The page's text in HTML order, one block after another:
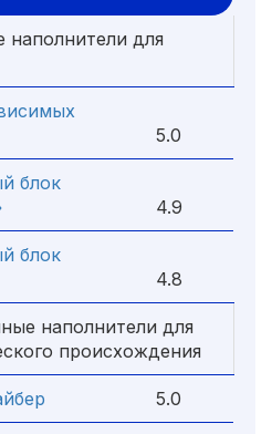
для
5.0
блок
4.9
блок
4.8
наполнители для
происхождения
5.0